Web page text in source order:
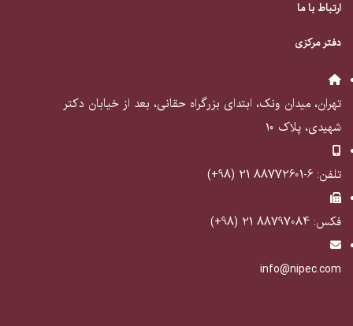
ارتباط با ما
دفتر مرکزی
تهران، میدان ونک، ابتدای بزرگراه حقانی، بعد از خیابان دکتر
شهیدی، پلاک ۱۰
تلفن: 6-88772601 21 (98+)
فکس: 88797084 21 (98+)
info@nipec.com